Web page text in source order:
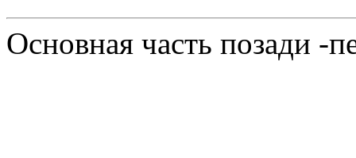
Основная часть позади -